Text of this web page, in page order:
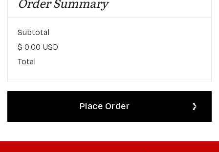
Subtotal
$ 0.00 USD
Total
Place Order